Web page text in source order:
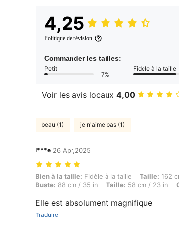
4,25
Politique de révision
Commander les tailles:
Petit
7%
Fidèle à la taille
Voir les avis locaux 4,00
beau (1) je n'aime pas (1)
l***e 26 Apr,2025
Bien à la taille: Fidèle à la taille, Taille: 162 cm / 64
Bien à la taille: Fidèle à la taille Taille: 162
Buste: 88 cm / 35 in Taille: 58 cm / 23 in
Elle est absolument magnifique
Traduire